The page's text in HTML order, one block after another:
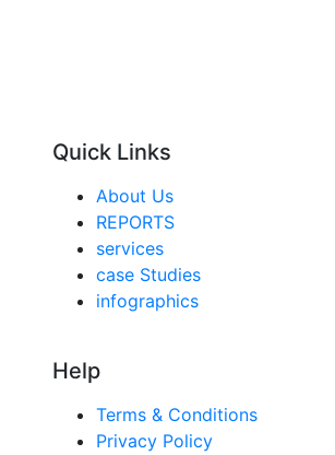
Quick Links
About Us
REPORTS
services
case Studies
infographics
Help
Terms & Conditions
Privacy Policy